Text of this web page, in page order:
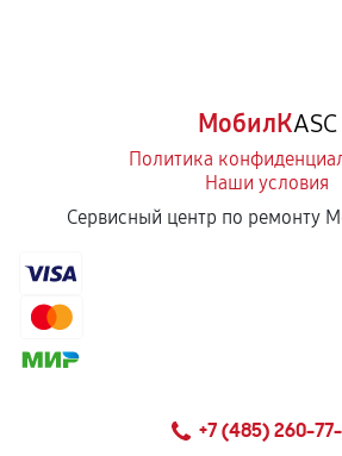
МобилКASC
Политика
Наши условия
Сервисный центр по ремонту
+7 (485) 260-